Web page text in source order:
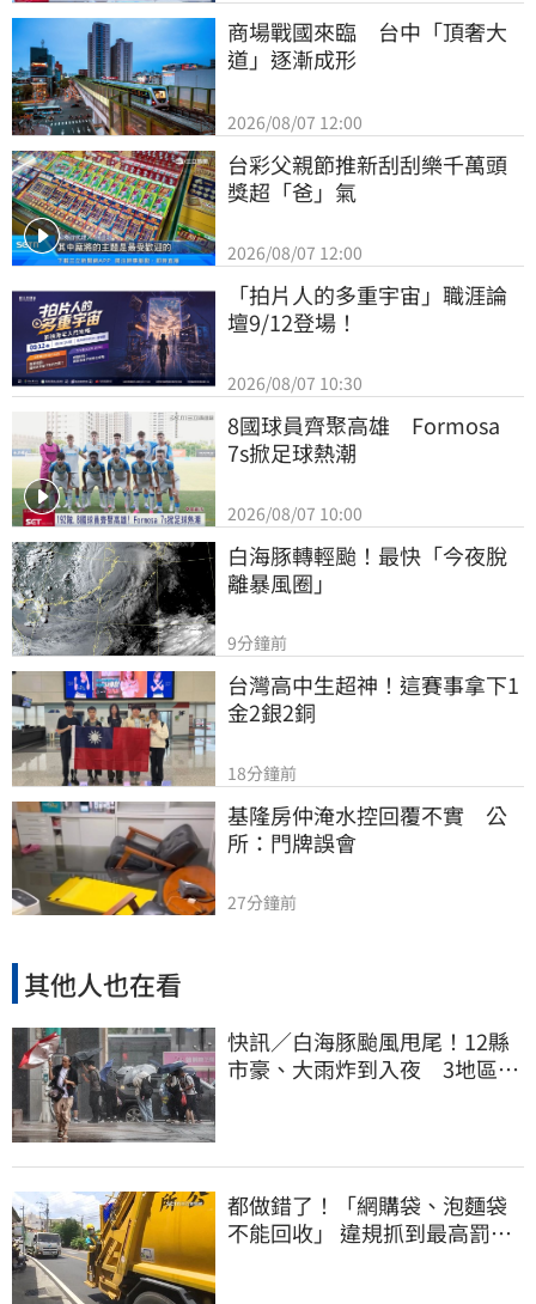
商場戰國來臨　台中「頂奢大
道」逐漸成形
2026/08/07 12:00
台彩父親節推新刮刮樂千萬頭
獎超「爸」氣
2026/08/07 12:00
「拍片人的多重宇宙」職涯論
壇9/12登場！
2026/08/07 10:30
8國球員齊聚高雄　Formosa
7s掀足球熱潮
2026/08/07 10:00
白海豚轉輕颱！最快「今夜脫
離暴風圈」
9分鐘前
台灣高中生超神！這賽事拿下1
金2銀2銅
18分鐘前
基隆房仲淹水控回覆不實　公
所：門牌誤會
27分鐘前
其他人也在看
快訊／白海豚颱風甩尾！12縣
市豪、大雨炸到入夜 3地區有
都做錯了！「網購袋、泡麵袋
不能回收」 違規抓到最高罰